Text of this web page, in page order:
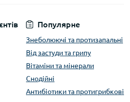
Популярне
Знеболюючі та протизапальні
Від застуди та грипу
Вітаміни та мінерали
Снодійні
Антибіотики та протигрибкові